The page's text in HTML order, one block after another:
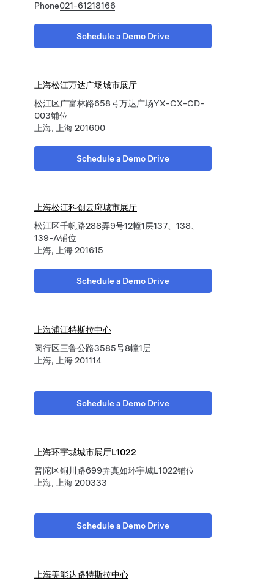
Phone021-61218166
Schedule a Demo Drive
上海松江万达广场城市展厅
松江区广富林路658号万达广场YX-CX-CD-
003铺位
上海, 上海 201600
Schedule a Demo Drive
上海松江科创云廊城市展厅
松江区千帆路288弄9号12幢1层137、138、
139-A铺位
上海, 上海 201615
Schedule a Demo Drive
上海浦江特斯拉中心
闵行区三鲁公路3585号8幢1层
上海, 上海 201114
Schedule a Demo Drive
上海环宇城城市展厅L1022
普陀区铜川路699弄真如环宇城L1022铺位
上海, 上海 200333
Schedule a Demo Drive
上海美能达路特斯拉中心